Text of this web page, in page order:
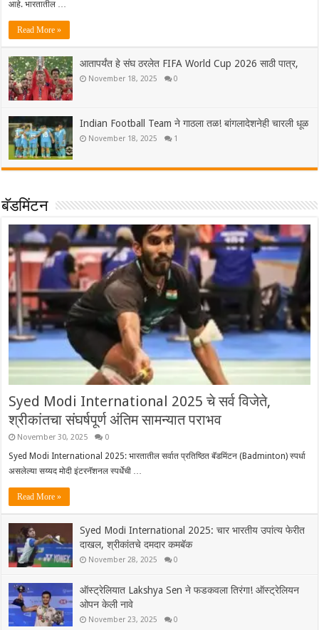
आहे. भारतातील …
Read More »
आतापर्यंत हे संघ ठरलेत FIFA World Cup 2026 साठी पात्र,
November 18, 2025 0
Indian Football Team ने गाठला तळ! बांगलादेशनेही चारली धूळ
November 18, 2025 1
बॅडमिंटन
Syed Modi International 2025 चे सर्व विजेते,
श्रीकांतचा संघर्षपूर्ण अंतिम सामन्यात पराभव
November 30, 2025 0
Syed Modi International 2025: भारतातील सर्वात प्रतिष्ठित बॅडमिंटन (Badminton) स्पर्धा
असलेल्या सय्यद मोदी इंटरनॅशनल स्पर्धेची …
Read More »
Syed Modi International 2025: चार भारतीय उपांत्य फेरीत
दाखल, श्रीकांतचे दमदार कमबॅक
November 28, 2025 0
ऑस्ट्रेलियात Lakshya Sen ने फडकवला तिरंगा! ऑस्ट्रेलियन
ओपन केली नावे
November 23, 2025 0